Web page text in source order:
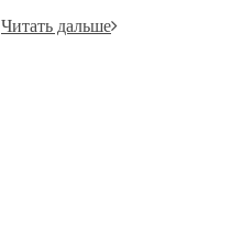
Читать дальше